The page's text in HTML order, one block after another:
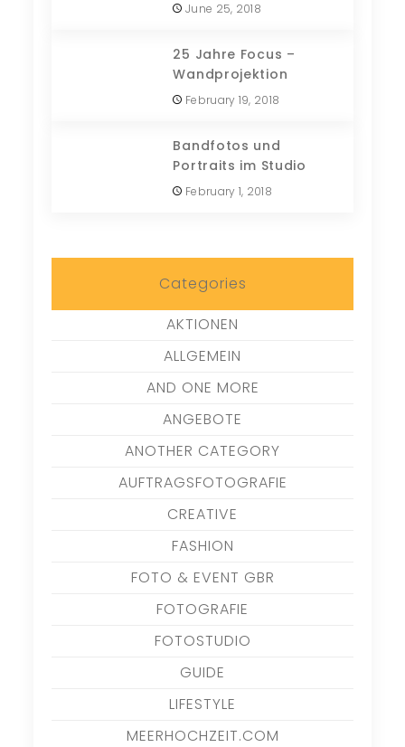
June 25, 2018
25 Jahre Focus –
Wandprojektion
February 19, 2018
Bandfotos und
Portraits im Studio
February 1, 2018
Categories
AKTIONEN
ALLGEMEIN
AND ONE MORE
ANGEBOTE
ANOTHER CATEGORY
AUFTRAGSFOTOGRAFIE
CREATIVE
FASHION
FOTO & EVENT GBR
FOTOGRAFIE
FOTOSTUDIO
GUIDE
LIFESTYLE
MEERHOCHZEIT.COM